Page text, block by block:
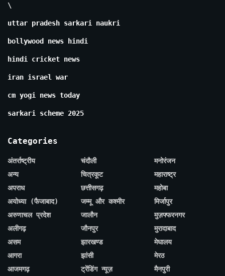
\
uttar pradesh sarkari naukri
bollywood news hindi
hindi cricket news
iran israel war
cm yogi news today
sarkari scheme 2025
Categories
अंतर्राष्ट्रीय
अन्य
अपराध
अयोध्या (फैजाबाद)
अरुणाचल प्रदेश
अलीगढ़
असम
आगरा
आजमगढ़
चंदौली
चित्रकूट
छत्तीसगढ़
जम्मू और कश्मीर
जालौन
जौनपुर
झारखण्ड
झांसी
ट्रेंडिंग न्यूज़
मनोरंजन
महाराष्ट्र
महोबा
मिर्जापुर
मुज़फ्फरनगर
मुरादाबाद
मेघालय
मेरठ
मैनपुरी